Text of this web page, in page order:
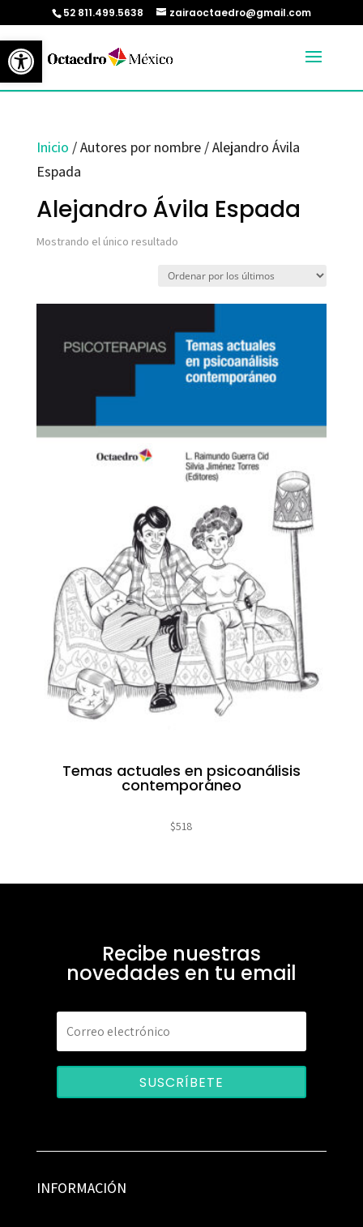
Abrir barra de herramientas
52 811.499.5638 zairaoctaedro@gmail.com
Inicio / Autores por nombre / Alejandro Ávila
Espada
Alejandro Ávila Espada
Mostrando el único resultado
Temas actuales en psicoanálisis
contemporáneo
$518
Recibe nuestras
novedades en tu email
SUSCRÍBETE
INFORMACIÓN